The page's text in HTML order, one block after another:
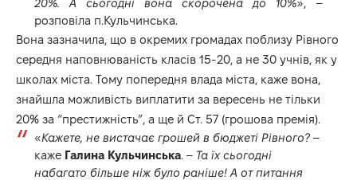
розповіла п.Кульчинська.
Вона зазначила, що в окремих громадах поблизу Рівного
середня наповнюваність класів 15-20, а не 30 учнів, як у
школах міста. Тому попередня влада міста, каже вона,
знайшла можливість виплатити за вересень не тільки
20% за “престижність”, а ще й Ст. 57 (грошова премія).
«Кажете, не вистачає грошей в бюджеті Рівного?–
каже Галина Кульчинська. – Та їх сьогодні
набагато більше ніж було раніше! А от питання